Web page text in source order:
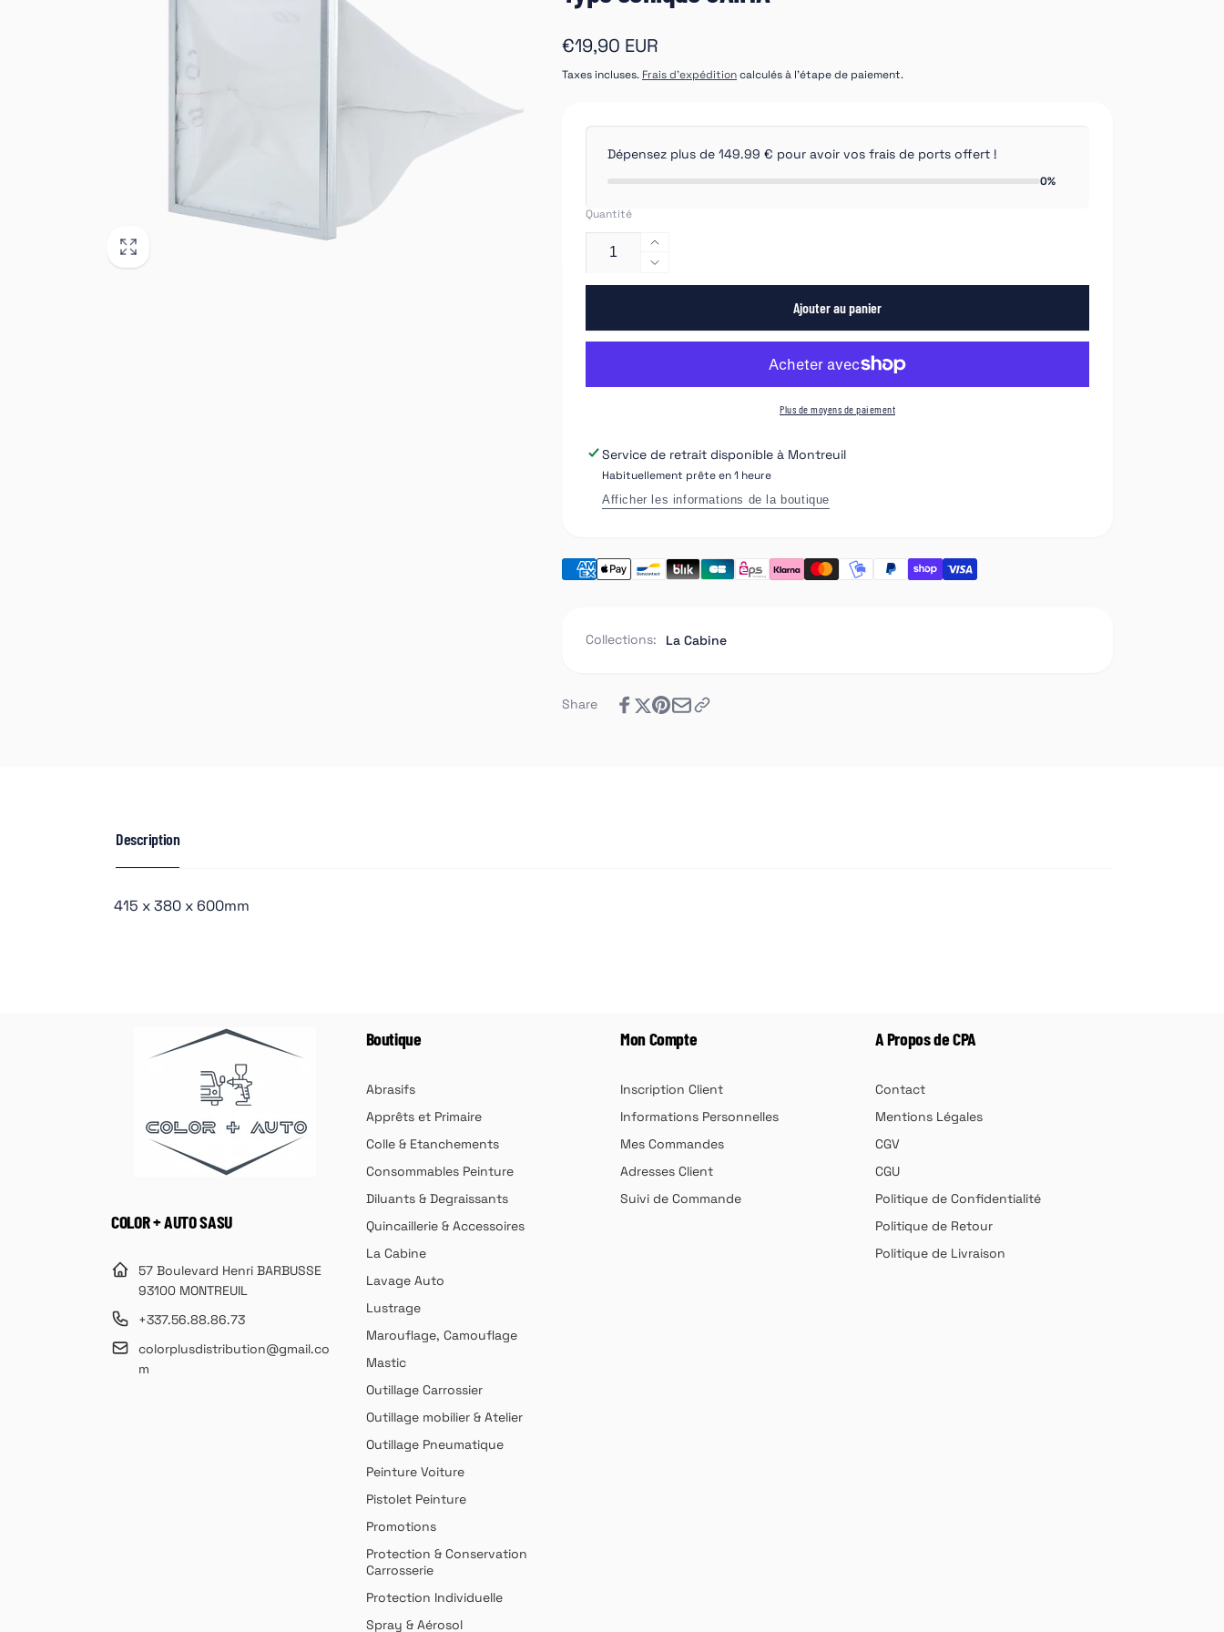
Prix
habituel
€19,90 EUR
Taxes incluses. Frais d'expéditioncalculés à l'étape de paiement.
Dépensez plus de 149.99 € pour avoir vos frais de ports offert !
0%
Quantité
Augmenter
la
quantité
APP
FK
G3
G3
de
remplacement
conique
SAIMA
Réduire
la
de
APP
310
poche
G3
de
Type
conique
Ajouter au panier
Plus de moyens de paiement
Service de retrait disponible à Montreuil
Habituellement prête en 1 heure
Afficher les informations de la boutique
Collections: La Cabine
Share
Description
415 x 380 x 600mm
COLOR + AUTO SASU
57 Boulevard Henri BARBUSSE
93100 MONTREUIL
+337.56.88.86.73
colorplusdistribution@gmail.co
m
Boutique
Abrasifs
Apprêts et Primaire
Colle & Etanchements
Consommables Peinture
Diluants & Degraissants
Quincaillerie & Accessoires
La Cabine
Lavage Auto
Lustrage
Marouflage, Camouflage
Mastic
Outillage Carrossier
Outillage mobilier & Atelier
Outillage Pneumatique
Peinture Voiture
Pistolet Peinture
Promotions
Protection & Conservation
Carrosserie
Protection Individuelle
Spray & Aérosol
Mon Compte
Inscription Client
Informations Personnelles
Mes Commandes
Adresses Client
Suivi de Commande
A Propos de CPA
Contact
Mentions Légales
CGV
CGU
Politique de Confidentialité
Politique de Retour
Politique de Livraison